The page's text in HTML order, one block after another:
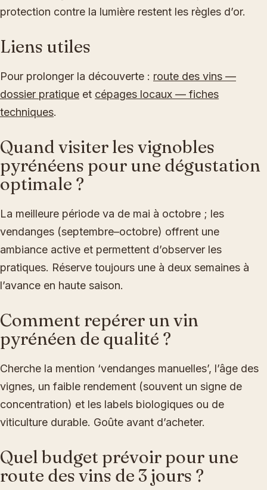
protection contre la lumière restent les règles d’or.
Liens utiles
Pour prolonger la découverte : route des vins —
dossier pratique et cépages locaux — fiches
techniques.
Quand visiter les vignobles
pyrénéens pour une dégustation
optimale ?
La meilleure période va de mai à octobre ; les
vendanges (septembre–octobre) offrent une
ambiance active et permettent d’observer les
pratiques. Réserve toujours une à deux semaines à
l’avance en haute saison.
Comment repérer un vin
pyrénéen de qualité ?
Cherche la mention ‘vendanges manuelles’, l’âge des
vignes, un faible rendement (souvent un signe de
concentration) et les labels biologiques ou de
viticulture durable. Goûte avant d’acheter.
Quel budget prévoir pour une
route des vins de 3 jours ?